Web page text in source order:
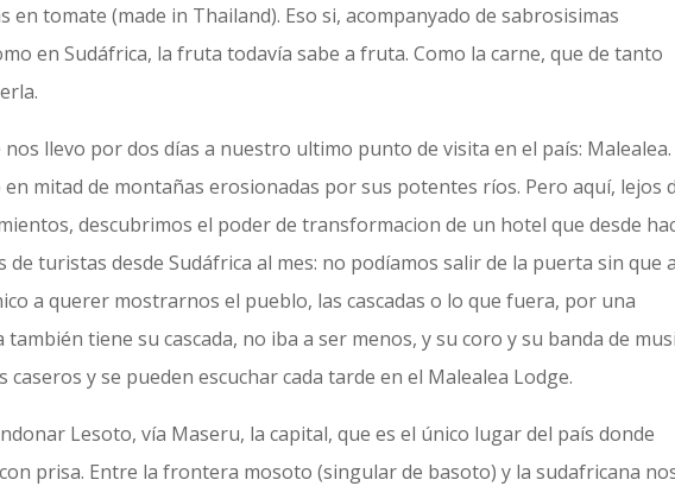
en tomate (made in Thailand). Eso si, acompanyado de sabrosisimas
en Sudáfrica, la fruta todavía sabe a fruta. Como la carne, que de tanto
llevo por dos días a nuestro ultimo punto de visita en el país: Malealea.
mitad de montañas erosionadas por sus potentes ríos. Pero aquí, lejos
descubrimos el poder de transformacion de un hotel que desde
de turistas desde Sudáfrica al mes: no podíamos salir de la puerta sin que
a querer mostrarnos el pueblo, las cascadas o lo que fuera, por una
tiene su cascada, no iba a ser menos, y su coro y su banda de
y se pueden escuchar cada tarde en el Malealea Lodge.
Lesoto, vía Maseru, la capital, que es el único lugar del país donde
prisa. Entre la frontera mosoto (singular de basoto) y la sudafricana